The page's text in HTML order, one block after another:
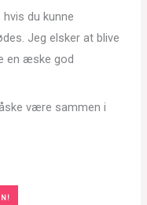
du kunne
Jeg elsker at blive
en æske god
være sammen i